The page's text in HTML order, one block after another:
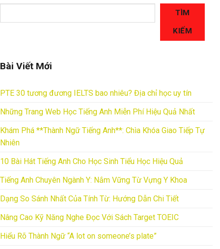
TÌM
KIẾM
Bài Viết Mới
PTE 30 tương đương IELTS bao nhiêu? Địa chỉ học uy tín
Những Trang Web Học Tiếng Anh Miễn Phí Hiệu Quả Nhất
Khám Phá **Thành Ngữ Tiếng Anh**: Chìa Khóa Giao Tiếp Tự
Nhiên
10 Bài Hát Tiếng Anh Cho Học Sinh Tiểu Học Hiệu Quả
Tiếng Anh Chuyên Ngành Y: Nắm Vững Từ Vựng Y Khoa
Dạng So Sánh Nhất Của Tính Từ: Hướng Dẫn Chi Tiết
Nâng Cao Kỹ Năng Nghe Đọc Với Sách Target TOEIC
Hiểu Rõ Thành Ngữ “A lot on someone’s plate”